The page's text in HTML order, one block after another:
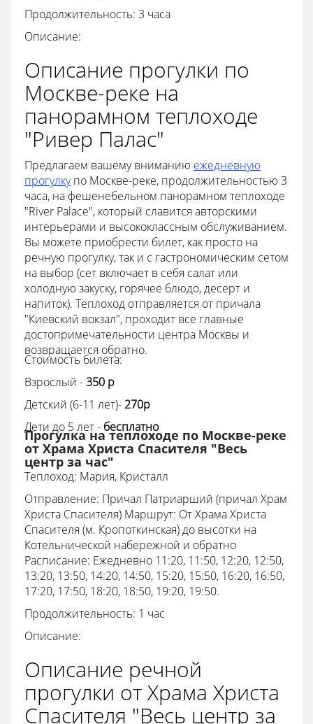
Продолжительность: 3 часа
Описание:
Описание прогулки по
Москве-реке на
панорамном теплоходе
"Ривер Палас"
Предлагаем вашему вниманию ежедневную
прогулкупо Москве-реке, продолжительностью 3
часа, на фешенебельном панорамном теплоходе
"River Palace", который славится авторскими
интерьерами и высококлассным обслуживанием.
Вы можете приобрести билет, как просто на
речную прогулку, так и с гастрономическим сетом
на выбор (сет включает в себя салат или
холодную закуску, горячее блюдо, десерт и
напиток). Теплоход отправляется от причала
"Киевский вокзал", проходит все главные
достопримечательности центра Москвы и
возвращается обратно.
Стоимость билета:
Взрослый -350 p
Детский (6-11 лет)-270p
Дети до 5 лет - бесплатно
Прогулка на теплоходе по Москве-реке
от Храма Христа Спасителя "Весь
центр за час"
Теплоход: Мария, Кристалл
Отправление: Причал Патриарший (причал Храм
Христа Спасителя) Маршрут: От Храма Христа
Спасителя (м. Кропоткинская) до высотки на
Котельнической набережной и обратно
Расписание: Ежедневно 11:20, 11:50, 12:20, 12:50,
13:20, 13:50, 14:20, 14:50, 15:20, 15:50, 16:20, 16:50,
17:20, 17:50, 18:20, 18:50, 19:20, 19:50.
Продолжительность: 1 час
Описание:
Описание речной
прогулки от Храма Христа
Спасителя "Весь центр за